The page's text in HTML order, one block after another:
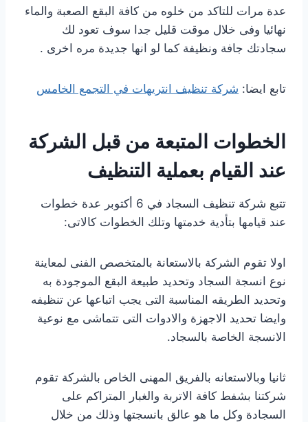
عدة مرات للتاكد من خلوه من كافة البقع الصعبة والماء
نهائيا وفى خلال موقت قليل جدا سوف تعود لك
سجادتك جافة ونظيفة كما لو انها جديدة مره اخرى .
تابع ايضا: شركة تنظيف انتريهات في التجمع الخامس
الخطوات المتبعة من قبل الشركة
عند القيام بعملية التنظيف
تتبع شركة تنظيف السجاد في 6 أكتوبر عدة خطوات
عند قيامها بتأدية خدمتها وتلك الخطوات كالاتى:
اولا تقوم الشركة بالاستعانة بالمتخصص الفنى لمعاينة
نوع انسجة السجاد وتحديد طبيعة البقع الموجودة به
وتحديد الطريقه المناسبة التى يجب اتباعها عن تنظيفه
وايضا تحديد الاجهزة والادوات التى تتماشى مع نوعية
الانسجة الخاصة بالسجاد.
ثانيا وبالاستعانه بالفريق المهنى الخاص بالشركة تقوم
شركتنا بشفط كافة الاتربة والغبار المتراكم على
السجادة وكل ما هو عالق بانسجتها وذلك من خلال